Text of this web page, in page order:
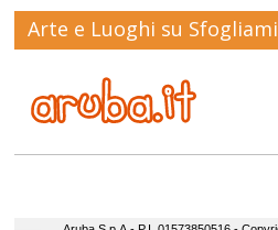
Arte e Luoghi su Sfogliami